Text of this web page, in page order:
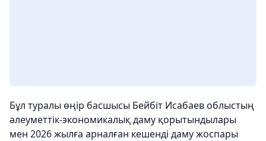
Бұл туралы өңір басшысы Бейбіт Исабаев облыстың
әлеуметтік-экономикалық даму қорытындылары
мен 2026 жылға арналған кешенді даму жоспары